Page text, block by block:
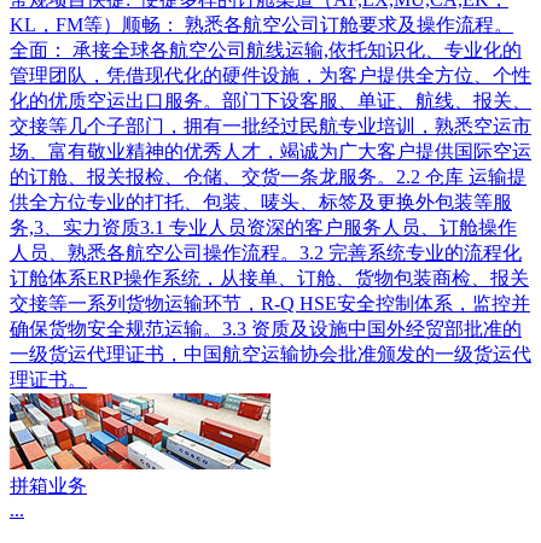
KL，FM等）顺畅： 熟悉各航空公司订舱要求及操作流程。
全面： 承接全球各航空公司航线运输,依托知识化、专业化的
管理团队，凭借现代化的硬件设施，为客户提供全方位、个性
化的优质空运出口服务。部门下设客服、单证、航线、报关、
交接等几个子部门，拥有一批经过民航专业培训，熟悉空运市
场、富有敬业精神的优秀人才，竭诚为广大客户提供国际空运
的订舱、报关报检、仓储、交货一条龙服务。2.2 仓库 运输提
供全方位专业的打托、包装、唛头、标签及更换外包装等服
务,3、实力资质3.1 专业人员资深的客户服务人员、订舱操作
人员、熟悉各航空公司操作流程。3.2 完善系统专业的流程化
订舱体系ERP操作系统，从接单、订舱、货物包装商检、报关
交接等一系列货物运输环节，R-Q HSE安全控制体系，监控并
确保货物安全规范运输。3.3 资质及设施中国外经贸部批准的
一级货运代理证书，中国航空运输协会批准颁发的一级货运代
理证书。
拼箱业务
...